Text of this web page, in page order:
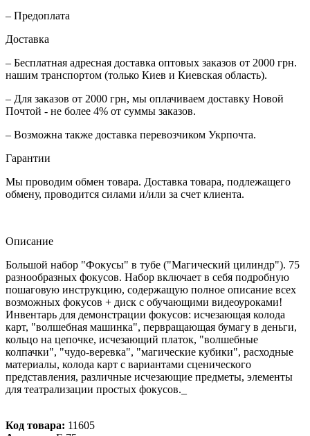
– Предоплата
Доставка
– Бесплатная адресная доставка оптовых заказов от 2000 грн.
нашим транспортом (только Киев и Киевская область).
– Для заказов от 2000 грн, мы оплачиваем доставку Новой
Почтой - не более 4% от суммы заказов.
– Возможна также доставка перевозчиком Укрпочта.
Гарантии
Мы проводим обмен товара. Доставка товара, подлежащего
обмену, проводится силами и/или за счет клиента.
Описание
Большой набор "Фокусы" в тубе ("Магический цилиндр"). 75
разнообразных фокусов. Набор включает в себя подробную
пошаговую инструкцию, содержащую полное описание всех
возможных фокусов + диск с обучающими видеоуроками!
Инвентарь для демонстрации фокусов: исчезающая колода
карт, "волшебная машинка", первращающая бумагу в деньги,
кольцо на цепочке, исчезающий платок, "волшебные
колпачки", "чудо-веревка", "магические кубики", расходные
материалы, колода карт с вариантами сценического
представления, различные исчезающие предметы, элементы
для театрализации простых фокусов._
Код товара: 11605